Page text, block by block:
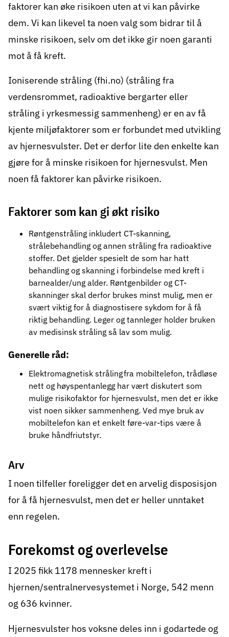
faktorer kan øke risikoen uten at vi kan påvirke
dem. Vi kan likevel ta noen valg som bidrar til å
minske risikoen, selv om det ikke gir noen garanti
mot å få kreft.
Ioniserende stråling (fhi.no) (stråling fra
verdensrommet, radioaktive bergarter eller
stråling i yrkesmessig sammenheng) er en av få
kjente miljøfaktorer som er forbundet med utvikling
av hjernesvulster. Det er derfor lite den enkelte kan
gjøre for å minske risikoen for hjernesvulst. Men
noen få faktorer kan påvirke risikoen.
Faktorer som kan gi økt risiko
Røntgenstråling inkludert CT-skanning,
strålebehandling og annen stråling fra radioaktive
stoffer. Det gjelder spesielt de som har hatt
behandling og skanning i forbindelse med kreft i
barnealder/ung alder. Røntgenbilder og CT-
skanninger skal derfor brukes minst mulig, men er
svært viktig for å diagnostisere sykdom for å få
riktig behandling. Leger og tannleger holder bruken
av medisinsk stråling så lav som mulig.
Generelle råd:
Elektromagnetisk strålingfra mobiltelefon, trådløse
nett og høyspentanlegg har vært diskutert som
mulige risikofaktor for hjernesvulst, men det er ikke
vist noen sikker sammenheng. Ved mye bruk av
mobiltelefon kan et enkelt føre-var-tips være å
bruke håndfriutstyr.
Arv
I noen tilfeller foreligger det en arvelig disposisjon
for å få hjernesvulst, men det er heller unntaket
enn regelen.
Forekomst og overlevelse
I 2025 fikk 1178 mennesker kreft i
hjernen/sentralnervesystemet i Norge, 542 menn
og 636 kvinner.
Hjernesvulster hos voksne deles inn i godartede og